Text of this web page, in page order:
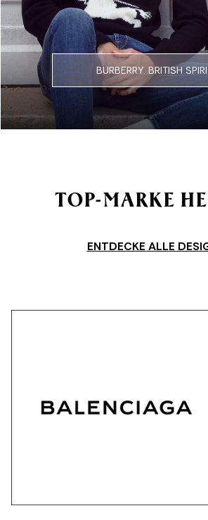
BURBERRY: BRITISH
TOP-MARKE
ENTDECKE ALLE